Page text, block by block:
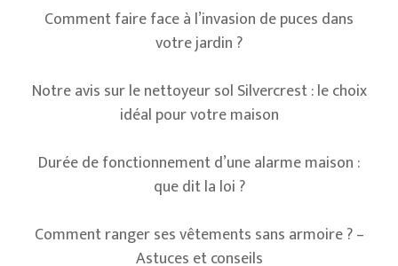
Comment faire face à l’invasion de puces dans
votre jardin ?
Notre avis sur le nettoyeur sol Silvercrest : le choix
idéal pour votre maison
Durée de fonctionnement d’une alarme maison :
que dit la loi ?
Comment ranger ses vêtements sans armoire ? –
Astuces et conseils